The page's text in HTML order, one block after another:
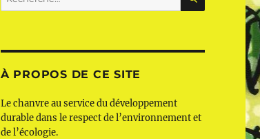
pour :
À PROPOS DE CE SITE
Le chanvre au service du développement
durable dans le respect de l’environnement et
de l’écologie.